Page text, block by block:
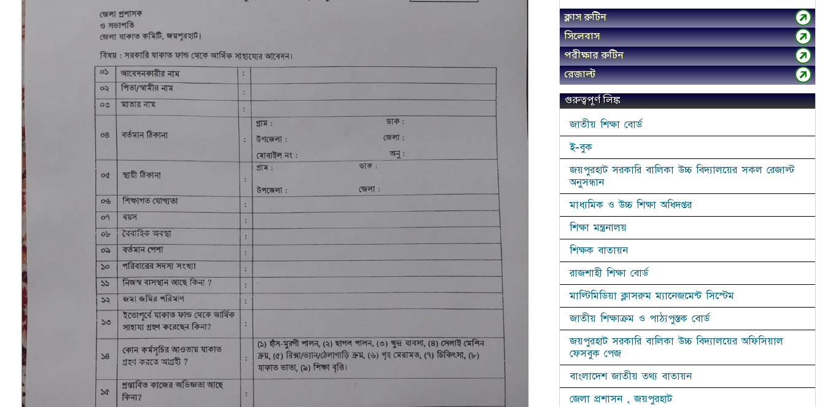
ক্লাস রুটিন
সিলেবাস
পরীক্ষার রুটিন
রেজাল্ট
গুরুত্বপূর্ণ লিঙ্ক
জাতীয় শিক্ষা বোর্ড
ই-বুক
জয়পুরহাট সরকারি বালিকা উচ্চ বিদ্যালয়ের সকল রেজাল্ট
অনুসন্ধান
মাধ্যমিক ও উচ্চ শিক্ষা অধিদপ্তর
শিক্ষা মন্ত্রনালয়
শিক্ষক বাতায়ন
রাজশাহী শিক্ষা বোর্ড
মাল্টিমিডিয়া ক্লাসরুম ম্যানেজমেন্ট সিস্টেম
জাতীয় শিক্ষাক্রম ও পাঠ্যপুস্তক বোর্ড
জয়পুরহাট সরকারি বালিকা উচ্চ বিদ্যালয়ের অফিসিয়াল
ফেসবুক পেজ
বাংলাদেশ জাতীয় তথ্য বাতায়ন
জেলা প্রশাসন , জয়পুরহাট